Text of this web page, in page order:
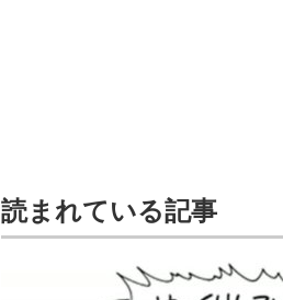
読まれている記事